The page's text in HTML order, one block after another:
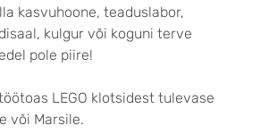
kasvuhoone, teaduslabor,
kulgur või koguni terve
pole piire!
LEGO klotsidest tulevase
või Marsile.